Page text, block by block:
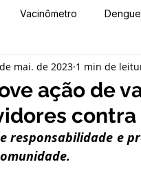
Vacinômetro Dengue
e Lazer Educação
Governo
ação de
mai. de 2023 1 min de
responsabilidade e